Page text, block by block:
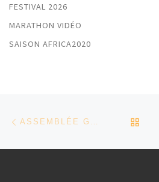
FESTIVAL 2026
MARATHON VIDÉO
SAISON AFRICA2020
Parcourir les